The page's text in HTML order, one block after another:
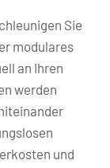
Sie
an Ihren
werden
und